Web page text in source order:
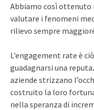
Abbiamo così
valutare i fenomeni
rilievo sempre
L’engagement rate è
guadagnarsi una
aziende strizzano
costruito la loro
nella speranza di